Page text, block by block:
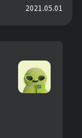
2021.05.01